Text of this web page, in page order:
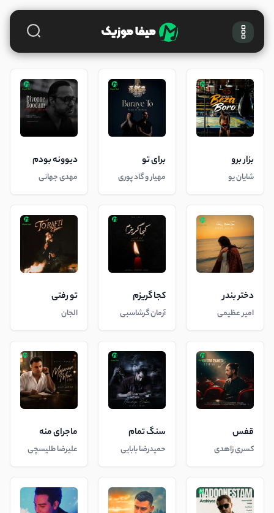
بزار برو
شایان یو
برای تو
مهیار و گاد پوری
دیوونه بودم
مهدی جهانی
دختر بندر
امیر عظیمی
کجا گریزم
آرمان گرشاسبی
تو رفتی
الجان
قفس
کسری زاهدی
سنگ تمام
حمیدرضا بابایی
ماجرای منه
علیرضا طلیسچی